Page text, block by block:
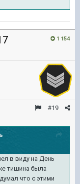
1 154
#19
в виду на День
тишина была
что с этими